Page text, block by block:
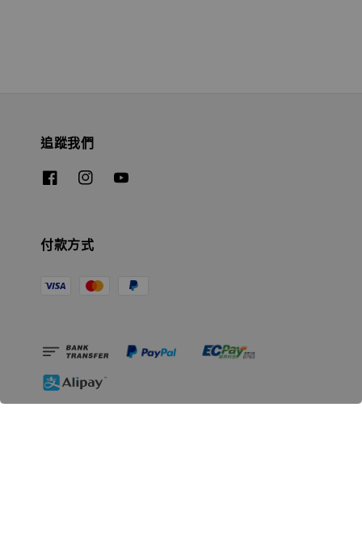
追蹤我們
付款方式
相關資訊